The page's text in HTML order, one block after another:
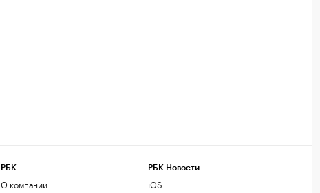
РБК
О компании
РБК Новости
iOS